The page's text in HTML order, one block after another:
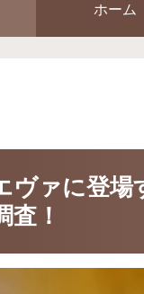
ホーム
ヴァに登
査！